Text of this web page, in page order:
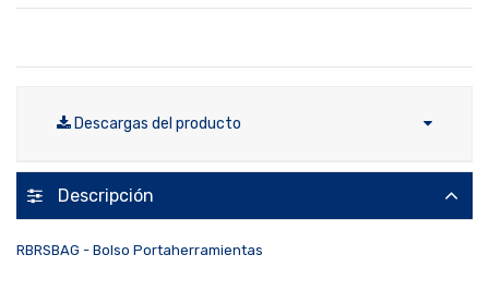
Descargas del producto
Descripción
RBRSBAG - Bolso Portaherramientas